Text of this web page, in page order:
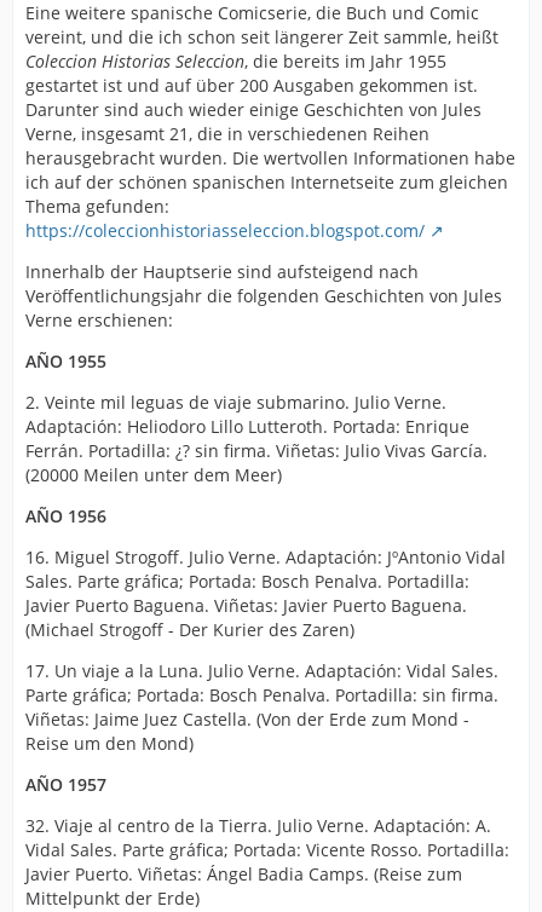
Eine weitere spanische Comicserie, die Buch und Comic
vereint, und die ich schon seit längerer Zeit sammle, heißt
Coleccion Historias Seleccion, die bereits im Jahr 1955
gestartet ist und auf über 200 Ausgaben gekommen ist.
Darunter sind auch wieder einige Geschichten von Jules
Verne, insgesamt 21, die in verschiedenen Reihen
herausgebracht wurden. Die wertvollen Informationen habe
ich auf der schönen spanischen Internetseite zum gleichen
Thema gefunden:
https://coleccionhistoriasseleccion.blogspot.com/
Innerhalb der Hauptserie sind aufsteigend nach
Veröffentlichungsjahr die folgenden Geschichten von Jules
Verne erschienen:
AÑO 1955
2. Veinte mil leguas de viaje submarino. Julio Verne.
Adaptación: Heliodoro Lillo Lutteroth. Portada: Enrique
Ferrán. Portadilla: ¿? sin firma. Viñetas: Julio Vivas García.
(20000 Meilen unter dem Meer)
AÑO 1956
16. Miguel Strogoff. Julio Verne. Adaptación: JºAntonio Vidal
Sales. Parte gráfica; Portada: Bosch Penalva. Portadilla:
Javier Puerto Baguena. Viñetas: Javier Puerto Baguena.
(Michael Strogoff - Der Kurier des Zaren)
17. Un viaje a la Luna. Julio Verne. Adaptación: Vidal Sales.
Parte gráfica; Portada: Bosch Penalva. Portadilla: sin firma.
Viñetas: Jaime Juez Castella. (Von der Erde zum Mond -
Reise um den Mond)
AÑO 1957
32. Viaje al centro de la Tierra. Julio Verne. Adaptación: A.
Vidal Sales. Parte gráfica; Portada: Vicente Rosso. Portadilla:
Javier Puerto. Viñetas: Ángel Badia Camps. (Reise zum
Mittelpunkt der Erde)